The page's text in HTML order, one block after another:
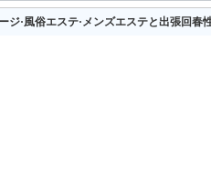
ジ·風俗エステ·メンズエステと出張回